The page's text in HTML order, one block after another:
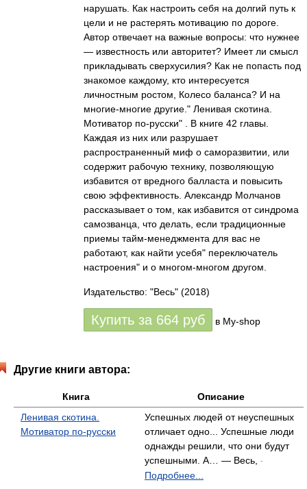
нарушать. Как настроить себя на долгий путь к
цели и не растерять мотивацию по дороге.
Автор отвечает на важные вопросы: что нужнее
— известность или авторитет? Имеет ли смысл
прикладывать сверхусилия? Как не попасть под
знакомое каждому, кто интересуется
личностным ростом, Колесо баланса? И на
многие-многие другие." Ленивая скотина.
Мотиватор по-русски" . В книге 42 главы.
Каждая из них или разрушает
распространенный миф о саморазвитии, или
содержит рабочую технику, позволяющую
избавится от вредного балласта и повысить
свою эффективность. Александр Молчанов
рассказывает о том, как избавится от синдрома
самозванца, что делать, если традиционные
приемы тайм-менеджмента для вас не
работают, как найти усебя" переключатель
настроения" и о многом-многом другом.
Издательство: "Весь" (2018)
Купить за 664 руб в My-shop
Другие книги автора:
Книга
Описание
Ленивая скотина.
Мотиватор по-русски
Успешных людей от неуспешных
отличает одно... Успешные люди
однажды решили, что они будут
успешными. А… — Весь,
-
Подробнее...